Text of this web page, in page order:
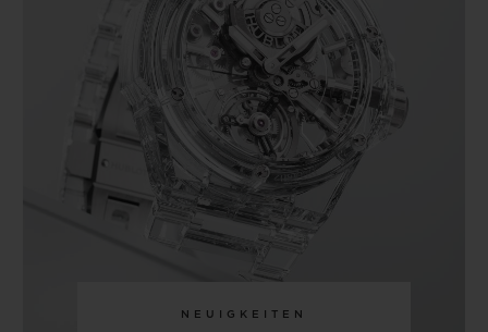
NEUIGKEITEN
GESCHENKBEUTEL
KONTAKT